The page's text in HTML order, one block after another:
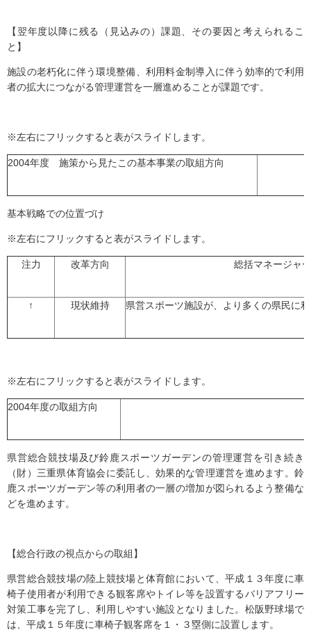
【翌年度以降に残る（見込みの）課題、その要因と考えられるこ
と】
施設の老朽化に伴う環境整備、利用料金制導入に伴う効率的で利用
者の拡大につながる管理運営を一層進めることが課題です。
※左右にフリックすると表がスライドします。
2004年度 施策から見たこの基本事業の取組方向
基本戦略での位置づけ
※左右にフリックすると表がスライドします。
注力 改革方向 総括マネージャ
↑ 現状維持 県営スポーツ施設が、より多くの県民に
※左右にフリックすると表がスライドします。
2004年度の取組方向
県営総合競技場及び鈴鹿スポーツガーデンの管理運営を引き続き
（財）三重県体育協会に委託し、効果的な管理運営を進めます。鈴
鹿スポーツガーデン等の利用者の一層の増加が図られるよう整備な
どを進めます。
【総合行政の視点からの取組】
県営総合競技場の陸上競技場と体育館において、平成１３年度に車
椅子使用者が利用できる観客席やトイレ等を設置するバリアフリー
対策工事を完了し、利用しやすい施設となりました。松阪野球場で
は、平成１５年度に車椅子観客席を１・３塁側に設置します。